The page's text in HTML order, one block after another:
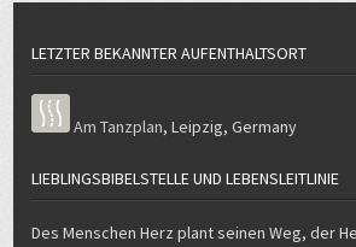
LETZTER BEKANNTER AUFENTHALTSORT
Am Tanzplan,Leipzig,Germany
LIEBLINGSBIBELSTELLE UND LEBENSLEITLINIE
Des Menschen Herz plant seinen Weg, der